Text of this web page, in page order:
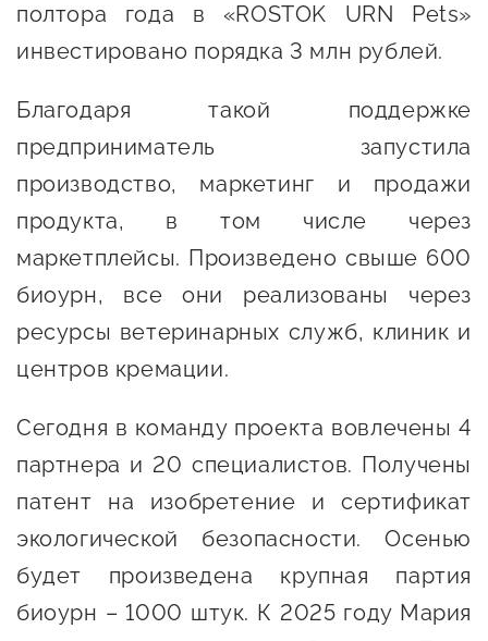
Центры поддержки
консультационного
сопровождения
Онлайн-витрина
Истории успеха
Центр образовательных
программ и молодежного
О центре
Календарь
предпринимателей
Проекты
Поддержка центра
Истории успеха
Центр инноваций
социальной сферы
О центре
Поддержка центра
Календарь
Истории успеха
Проекты
Центр финансовой
поддержки
О центре
Проекты
Поддержка центра
Истории успеха
Центр инновационно-
креативного
предпринимательства
полтора года в «ROSTOK URN Pets»
инвестировано порядка 3 млн рублей.
Благодаря такой поддержке
предприниматель запустила
производство, маркетинг и продажи
продукта, в том числе через
маркетплейсы. Произведено свыше 600
биоурн, все они реализованы через
ресурсы ветеринарных служб, клиник и
центров кремации.
Сегодня в команду проекта вовлечены 4
партнера и 20 специалистов. Получены
патент на изобретение и сертификат
экологической безопасности. Осенью
будет произведена крупная партия
биоурн – 1000 штук. К 2025 году Мария